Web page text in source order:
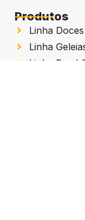
Produtos
Linha
Linha
Linha Food